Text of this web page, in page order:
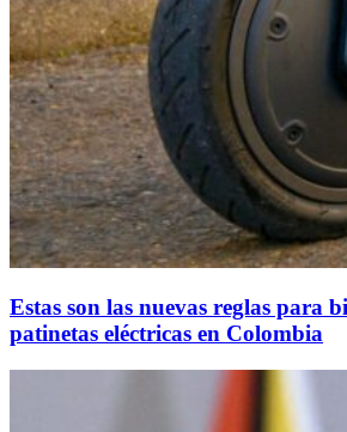
Estas son las nuevas reglas para
patinetas eléctricas en Colombia